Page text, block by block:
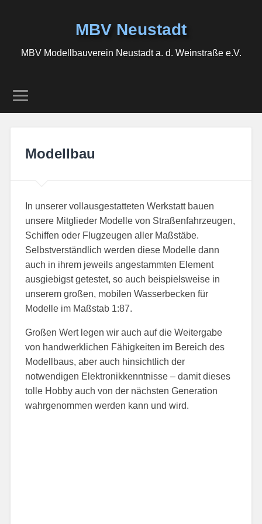
MBV Neustadt
MBV Modellbauverein Neustadt a. d. Weinstraße e.V.
Modellbau
In unserer vollausgestatteten Werkstatt bauen
unsere Mitglieder Modelle von Straßenfahrzeugen,
Schiffen oder Flugzeugen aller Maßstäbe.
Selbstverständlich werden diese Modelle dann
auch in ihrem jeweils angestammten Element
ausgiebigst getestet, so auch beispielsweise in
unserem großen, mobilen Wasserbecken für
Modelle im Maßstab 1:87.
Großen Wert legen wir auch auf die Weitergabe
von handwerklichen Fähigkeiten im Bereich des
Modellbaus, aber auch hinsichtlich der
notwendigen Elektronikkenntnisse – damit dieses
tolle Hobby auch von der nächsten Generation
wahrgenommen werden kann und wird.